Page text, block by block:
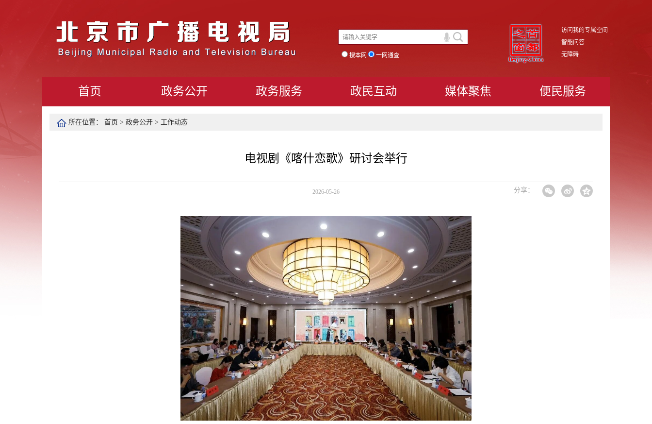
搜本网 一网通查
访问我的专属空间
智能问答
无障碍
首页 政务公开 政务服务 政民互动 媒体聚焦 便民服务
所在位置： 首页 > 政务公开 > 工作动态
电视剧《喀什恋歌》研讨会举行
2026-05-26 分享：